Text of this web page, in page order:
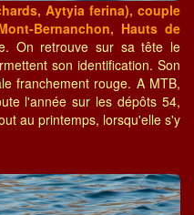
Aytyia ferina), couple
Bernanchon, Hauts de
On retrouve sur sa tête le
son identification. Son
franchement rouge. A MTB,
l'année sur les dépôts 54,
au printemps, lorsqu'elle s'y